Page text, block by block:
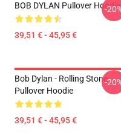
BOB DYLAN Pullover Hoodie
39,51 € - 45,95 €
-
Bob Dylan - Rolling Stone
Pullover Hoodie
39,51 € - 45,95 €
-